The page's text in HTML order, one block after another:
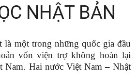
NHẬT BẢN
là một trong những quốc gia đầu
vốn viện trợ không hoàn lại
Nam. Hai nước Việt Nam – Nhật